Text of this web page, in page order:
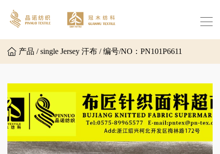
产品 / single Jersey 汗布 / 编号/NO：PN101P6611